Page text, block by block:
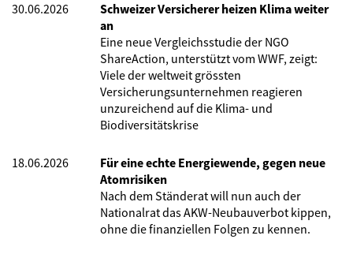
30.06.2026
Schweizer Versicherer heizen Klima weiter
an
Eine neue Vergleichsstudie der NGO
ShareAction, unterstützt vom WWF, zeigt:
Viele der weltweit grössten
Versicherungsunternehmen reagieren
unzureichend auf die Klima- und
Biodiversitätskrise
18.06.2026
Für eine echte Energiewende, gegen neue
Atomrisiken
Nach dem Ständerat will nun auch der
Nationalrat das AKW-Neubauverbot kippen,
ohne die finanziellen Folgen zu kennen.